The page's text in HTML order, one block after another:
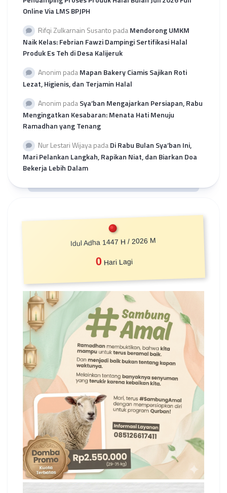
Online Via LMS BPJPH
Rifqi Zulkarnain Susanto padaMendorong UMKM
Naik Kelas: Febrian Fawzi Dampingi Sertifikasi Halal
Produk Es Teh di Desa Kalijeruk
Anonim padaMapan Bakery Ciamis Sajikan Roti
Lezat, Higienis, dan Terjamin Halal
Anonim padaSya’ban Mengajarkan Persiapan, Rabu
Mengingatkan Kesabaran: Menata Hati Menuju
Ramadhan yang Tenang
Nur Lestari WijayapadaDi Rabu Bulan Sya’ban Ini,
Mari Pelankan Langkah, Rapikan Niat, dan Biarkan Doa
Bekerja Lebih Dalam
Idul Adha 1447 H / 2026 M
0 Hari Lagi